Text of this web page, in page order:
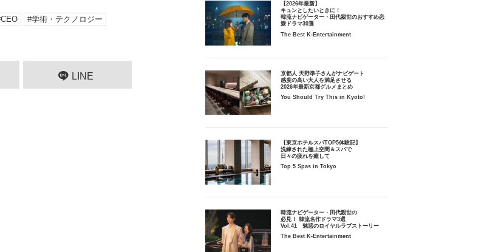
CEO
学術・テクノロジー
LINE
【2026年最新】
キュンとしたいときに！
韓流ナビゲーター・田代親世のおすすめ恋
愛ドラマ30選
The Best K-Entertainment
京都人 天野準子さんがナビゲート
感度の高い大人を満足させる
2026年最新京都グルメまとめ
You Should Try This in Kyoto!
【東京ホテルスパTOP5体験記】
洗練された極上空間＆スパで
日々の疲れを癒して
Top 5 Spas in Tokyo
韓流ナビゲーター・田代親世の
必見！ 韓流名作ドラマ3選
Vol.41 魅惑のロイヤルラブストーリー
The Best K-Entertainment